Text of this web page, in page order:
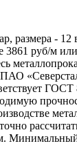
размера -
3861 руб/м
ПАО
ГОСТ